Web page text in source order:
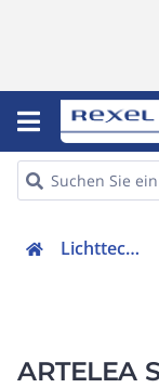
Lichttechnik
ARTELEA